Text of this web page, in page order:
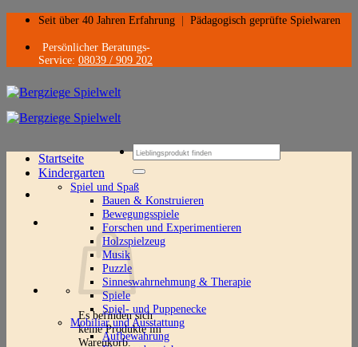
Zum
springen
Seit über 40 Jahren Erfahrung Pädagogisch geprüfte Spielwaren
Persönlicher Beratungs-
Service: 08039 / 909 202
Suchen
nach:
Es befinden sich
keine Produkte im
Warenkorb.
Startseite
Kindergarten
Spiel und Spaß
Bauen & Konstruieren
Bewegungsspiele
Forschen und Experimentieren
Holzspielzeug
Musik
Puzzle
Sinneswahrnehmung & Therapie
Spiele
Spiel- und Puppenecke
Mobiliar und Ausstattung
Aufbewahrung